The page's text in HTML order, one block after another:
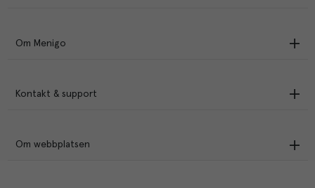
Om Menigo
Kontakt & support
Om webbplatsen